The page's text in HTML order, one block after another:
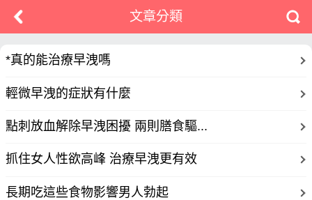
文章分類
*真的能治療早洩嗎
輕微早洩的症狀有什麼
點刺放血解除早洩困擾 兩則膳食驅...
抓住女人性欲高峰 治療早洩更有效
長期吃這些食物影響男人勃起